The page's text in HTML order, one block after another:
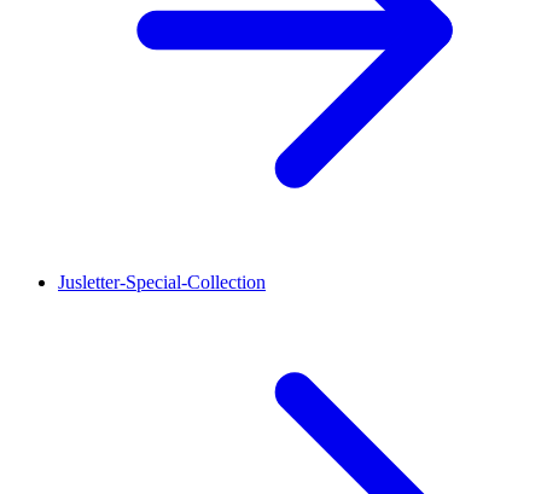
Jusletter-Special-Collection